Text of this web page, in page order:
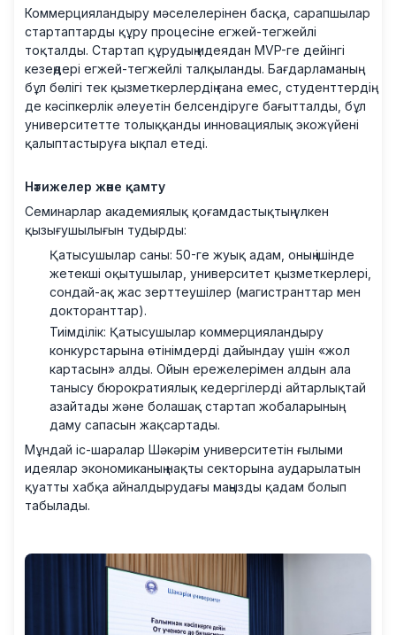
Коммерцияландыру мәселелерінен басқа, сарапшылар
стартаптарды құру процесіне егжей-тегжейлі
тоқталды. Стартап құрудың идеядан MVP-ге дейінгі
кезеңдері егжей-тегжейлі талқыланды. Бағдарламаның
бұл бөлігі тек қызметкерлердің ғана емес, студенттердің
де кәсіпкерлік әлеуетін белсендіруге бағытталды, бұл
университетте толыққанды инновациялық экожүйені
қалыптастыруға ықпал етеді.
Нәтижелер және қамту
Семинарлар академиялық қоғамдастықтың үлкен
қызығушылығын тудырды:
Қатысушылар саны: 50-ге жуық адам, оның ішінде
жетекші оқытушылар, университет қызметкерлері,
сондай-ақ жас зерттеушілер (магистранттар мен
докторанттар).
Тиімділік: Қатысушылар коммерцияландыру
конкурстарына өтінімдерді дайындау үшін «жол
картасын» алды. Ойын ережелерімен алдын ала
танысу бюрократиялық кедергілерді айтарлықтай
азайтады және болашақ стартап жобаларының
даму сапасын жақсартады.
Мұндай іс-шаралар Шәкәрім университетін ғылыми
идеялар экономиканың нақты секторына аударылатын
қуатты хабқа айналдырудағы маңызды қадам болып
табылады.